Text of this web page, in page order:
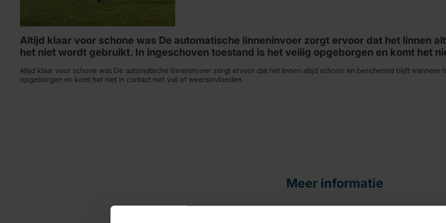
Altijd klaar voor schone was De automatische linneninvoer zorgt ervoor dat het linnen
het niet wordt gebruikt. In ingeschoven toestand is het veilig opgeborgen en komt het
Altijd klaar voor schone was De automatische linneninvoer zorgt ervoor dat het linnen altijd schoon en beschermd blijft
opgeborgen en komt het niet in contact met vuil of weersinvloeden.
Meer informatie